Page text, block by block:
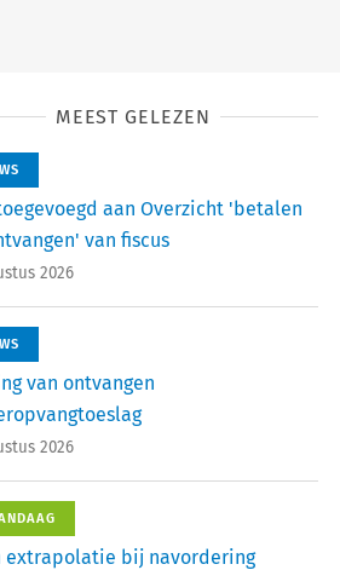
MEEST GELEZEN
aan Overzicht 'betalen
van fiscus
2026
van ontvangen
2026
extrapolatie bij navordering